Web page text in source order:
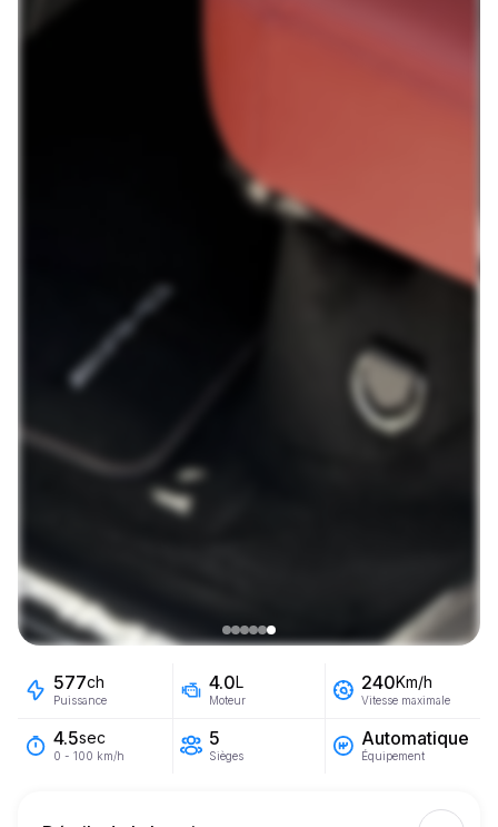
577ch
Puissance
4.0L
Moteur
240Km/h
Vitesse maximale
4.5sec
0 - 100 km/h
5
Sièges
Automatique
Équipement